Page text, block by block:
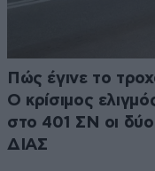
Πώς έγινε το
Ο κρίσιμος
στο 401 ΣΝ οι δύο
ΔΙΑΣ